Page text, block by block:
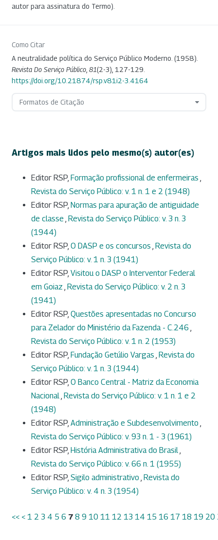
autor para assinatura do Termo).
Como Citar
A neutralidade política do Serviço Público Moderno. (1958).
Revista Do Serviço Público 81(2-3), 127-129.
https://doi.org/10.21874/rsp.v81i2-3.4164
Formatos de Citação
Artigos mais lidos pelo mesmo(s) autor(es)
Editor RSP, Formação profissional de enfermeiras ,
Revista do Serviço Público: v. 1 n. 1 e 2 (1948)
Editor RSP, Normas para apuração de antiguidade
de classe , Revista do Serviço Público: v. 3 n. 3
(1944)
Editor RSP, O DASP e os concursos , Revista do
Serviço Público: v. 1 n. 3 (1941)
Editor RSP, Visitou o DASP o Interventor Federal
em Goiaz , Revista do Serviço Público: v. 2 n. 3
(1941)
Editor RSP, Questões apresentadas no Concurso
para Zelador do Ministério da Fazenda - C.246 ,
Revista do Serviço Público: v. 1 n. 2 (1953)
Editor RSP, Fundação Getúlio Vargas , Revista do
Serviço Público: v. 1 n. 3 (1944)
Editor RSP, O Banco Central - Matriz da Economia
Nacional, Revista do Serviço Público: v. 1 n. 1 e 2
(1948)
Editor RSP, Administração e Subdesenvolvimento ,
Revista do Serviço Público: v. 93 n. 1 - 3 (1961)
Editor RSP, História Administrativa do Brasil,
Revista do Serviço Público: v. 66 n. 1 (1955)
Editor RSP, Sigilo administrativo , Revista do
Serviço Público: v. 4 n. 3 (1954)
<< < 1 2 3 4 5 6 7 8 9 10 11 12 13 14 15 16 17 18 19 20